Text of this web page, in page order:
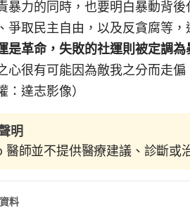
暴力的同時，也要明白暴動背
爭取民主自由，以及反貪腐等，
是革命，失敗的社運則被定調為
心很有可能因為敵我之分而走偏
：達志影像）
明
醫師並不提供醫療建議、診斷或
料